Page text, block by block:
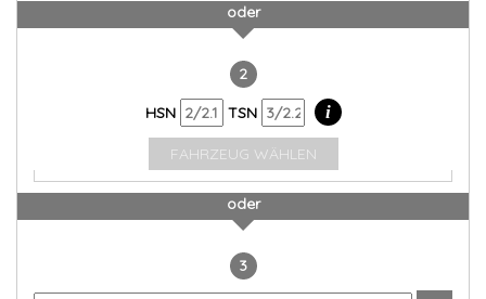
oder
2
HSN
TSN i
FAHRZEUG WÄHLEN
oder
3